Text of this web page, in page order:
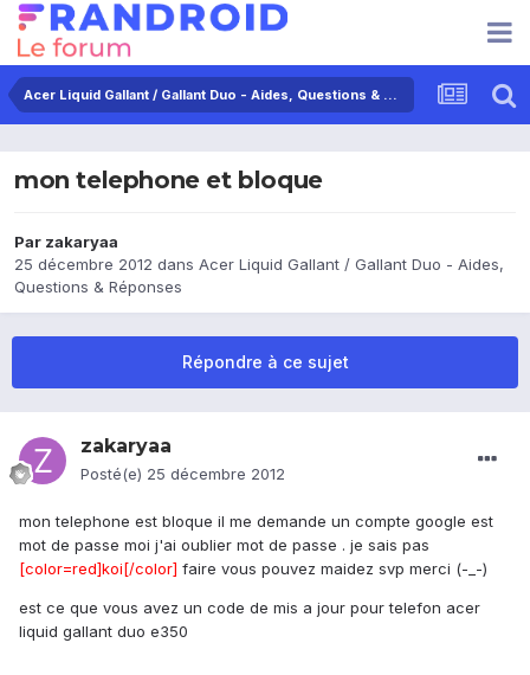
Acer Liquid Gallant / Gallant Duo - Aides, Questions & Réponses
mon telephone et bloque
Par zakaryaa
25 décembre 2012 dans Acer Liquid Gallant / Gallant Duo - Aides,
Questions & Réponses
Répondre à ce sujet
zakaryaa
Posté(e) 25 décembre 2012
mon telephone est bloque il me demande un compte google est
mot de passe moi j'ai oublier mot de passe . je sais pas
[color=red]koi[/color] faire vous pouvez maidez svp merci (-_-)
est ce que vous avez un code de mis a jour pour telefon acer
liquid gallant duo e350